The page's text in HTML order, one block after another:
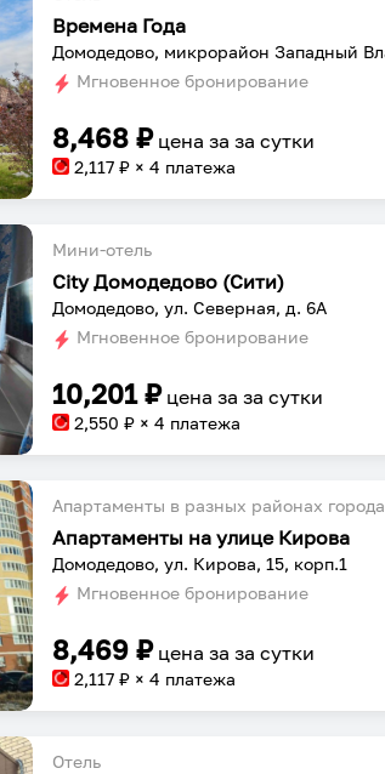
Времена Года
Мгновенное бронирование
8,468 ₽ цена заза сутки
2,117 ₽ × 4 платежа
Мини-отель
City Домодедово (Сити)
Домодедово, ул. Северная, д. 6А
Мгновенное бронирование
10,201₽ цена заза сутки
2,550 ₽ × 4 платежа
Апартаменты в разных районах города
Апартаменты на улице Кирова
Домодедово, ул. Кирова, 15, корп.1
Мгновенное бронирование
8,469 ₽ цена заза сутки
2,117 ₽ × 4 платежа
Отель